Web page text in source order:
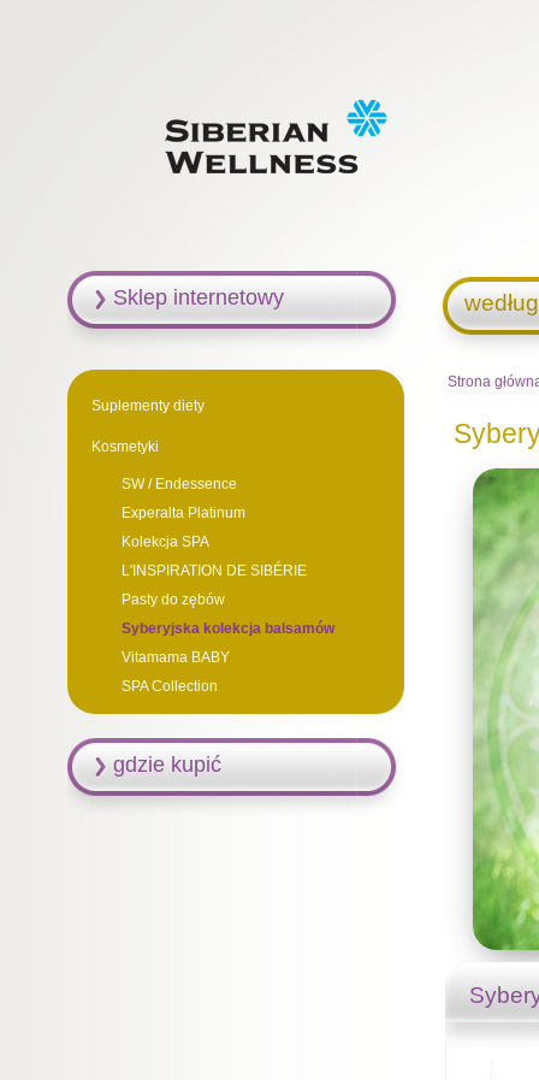
Strona
Sklep internetowy
Suplementy diety
Kosmetyki
SW / Endessence
Experalta Platinum
Kolekcja SPA
L'INSPIRATION DE SIBÉRIE
Pasty do zębów
Syberyjska kolekcja balsamów
Vitamama BABY
SPA Collection
gdzie kupić